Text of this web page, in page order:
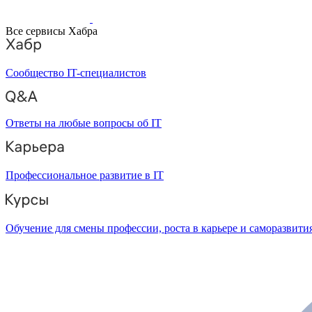
Все сервисы Хабра
Сообщество IT-специалистов
Ответы на любые вопросы об IT
Профессиональное развитие в IT
Обучение для смены профессии, роста в карьере и